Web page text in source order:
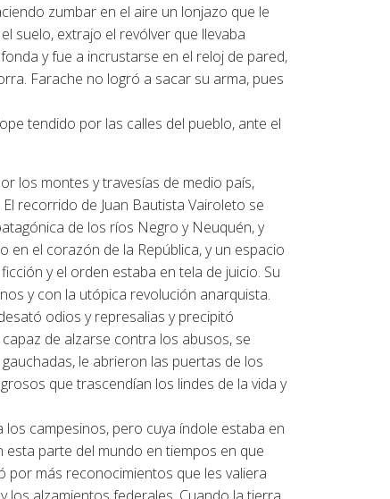
zumbar en el aire un lonjazo que le
suelo, extrajo el revólver que llevaba
y fue a incrustarse en el reloj de pared,
Farache no logró a sacar su arma, pues
tendido por las calles del pueblo, ante el
los montes y travesías de medio país,
El recorrido de Juan Bautista Vairoleto se
de los ríos Negro y Neuquén, y
en el corazón de la República, y un espacio
y el orden estaba en tela de juicio. Su
y con la utópica revolución anarquista.
odios y represalias y precipitó
de alzarse contra los abusos, se
le abrieron las puertas de los
que trascendían los lindes de la vida y
campesinos, pero cuya índole estaba en
parte del mundo en tiempos en que
por más reconocimientos que les valiera